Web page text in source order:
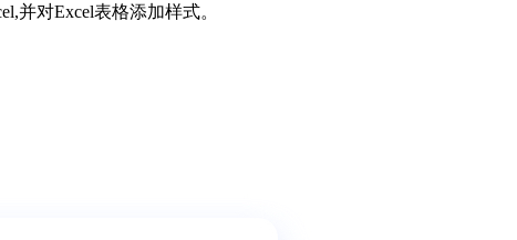
并对Excel表格添加样式。